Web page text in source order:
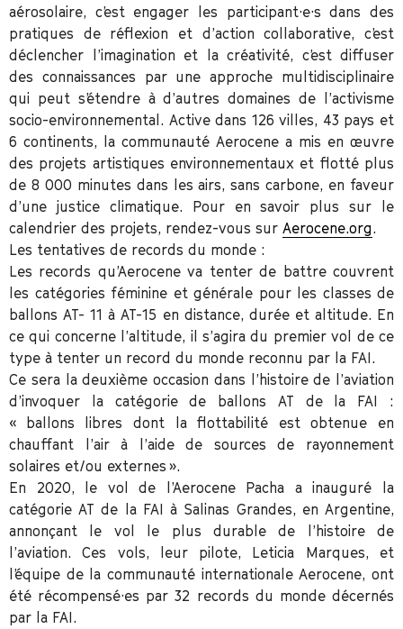
aérosolaire, c’est engager les participant·e·s dans des
pratiques de réflexion et d’action collaborative, c’est
déclencher l’imagination et la créativité, c’est diffuser
des connaissances par une approche multidisciplinaire
qui peut s’étendre à d’autres domaines de l’activisme
socio-environnemental. Active dans 126 villes, 43 pays et
6 continents, la communauté Aerocene a mis en œuvre
des projets artistiques environnementaux et flotté plus
de 8 000 minutes dans les airs, sans carbone, en faveur
d’une justice climatique. Pour en savoir plus sur le
calendrier des projets, rendez-vous sur Aerocene.org.
Les tentatives de records du monde :
Les records qu’Aerocene va tenter de battre couvrent
les catégories féminine et générale pour les classes de
ballons AT- 11 à AT-15 en distance, durée et altitude. En
ce qui concerne l’altitude, il s’agira du premier vol de ce
type à tenter un record du monde reconnu par la FAI.
Ce sera la deuxième occasion dans l’histoire de l’aviation
d’invoquer la catégorie de ballons AT de la FAI :
« ballons libres dont la flottabilité est obtenue en
chauffant l’air à l’aide de sources de rayonnement
solaires et/ou externes ».
En 2020, le vol de l’Aerocene Pacha a inauguré la
catégorie AT de la FAI à Salinas Grandes, en Argentine,
annonçant le vol le plus durable de l’histoire de
l’aviation. Ces vols, leur pilote, Leticia Marques, et
l’équipe de la communauté internationale Aerocene, ont
été récompensé·es par 32 records du monde décernés
par la FAI.